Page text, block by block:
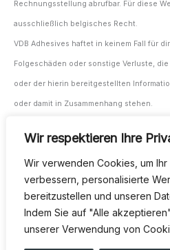
Wir respektieren Ihre
Wir verwenden Cookies, um
verbessern, personalisierte
bereitzustellen und unseren
Indem Sie auf "Alle
unserer Verwendung von
Rechnungsstellung abrufbar. Für diese
ausschließlich belgisches Recht.
VDB Adhesives haftet in keinem Fall für
Folgeschäden oder sonstige Verluste,
oder der hierin bereitgestellten
oder damit in Zusammenhang stehen.
für den vorgesehenen Einsatzzweck vor
obliegt ausschließlich dem Anwender/
Für alle unsere Verträge gelten unsere
Geschäftsbedingungen. Diese stellen
zur Verfügung und sind auch über